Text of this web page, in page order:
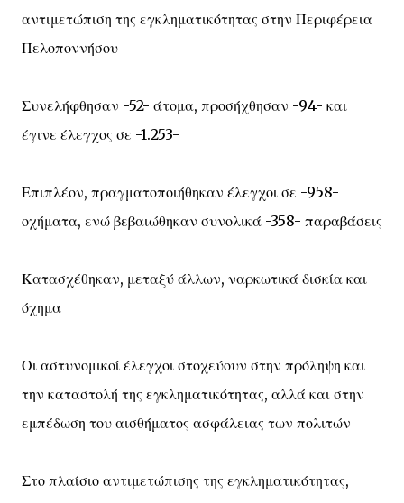
αντιμετώπιση της εγκληματικότητας στην Περιφέρεια
Πελοποννήσου
Συνελήφθησαν -52- άτομα, προσήχθησαν -94- και
έγινε έλεγχος σε -1.253-
Επιπλέον, πραγματοποιήθηκαν έλεγχοι σε -958-
οχήματα, ενώ βεβαιώθηκαν συνολικά -358- παραβάσεις
Κατασχέθηκαν, μεταξύ άλλων, ναρκωτικά δισκία και
όχημα
Οι αστυνομικοί έλεγχοι στοχεύουν στην πρόληψη και
την καταστολή της εγκληματικότητας, αλλά και στην
εμπέδωση του αισθήματος ασφάλειας των πολιτών
Στο πλαίσιο αντιμετώπισης της εγκληματικότητας,